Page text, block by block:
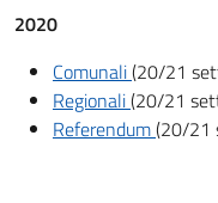
2020
Comunali(20/21
Regionali(20/21
Referendum(20/21